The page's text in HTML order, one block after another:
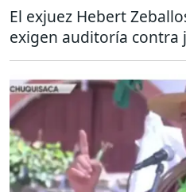
El exjuez Hebert
exigen auditoría contra